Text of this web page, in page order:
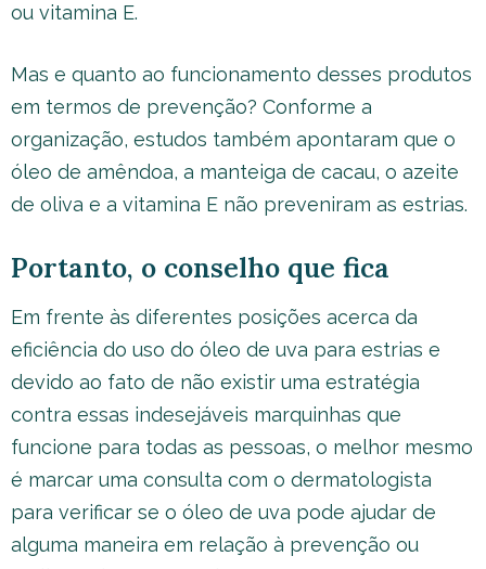
ou vitamina E.
Mas e quanto ao funcionamento desses produtos
em termos de prevenção? Conforme a
organização, estudos também apontaram que o
óleo de amêndoa, a manteiga de cacau, o azeite
de oliva e a vitamina E não preveniram as estrias.
Portanto, o conselho que fica
Em frente às diferentes posições acerca da
eficiência do uso do óleo de uva para estrias e
devido ao fato de não existir uma estratégia
contra essas indesejáveis marquinhas que
funcione para todas as pessoas, o melhor mesmo
é marcar uma consulta com o dermatologista
para verificar se o óleo de uva pode ajudar de
alguma maneira em relação à prevenção ou